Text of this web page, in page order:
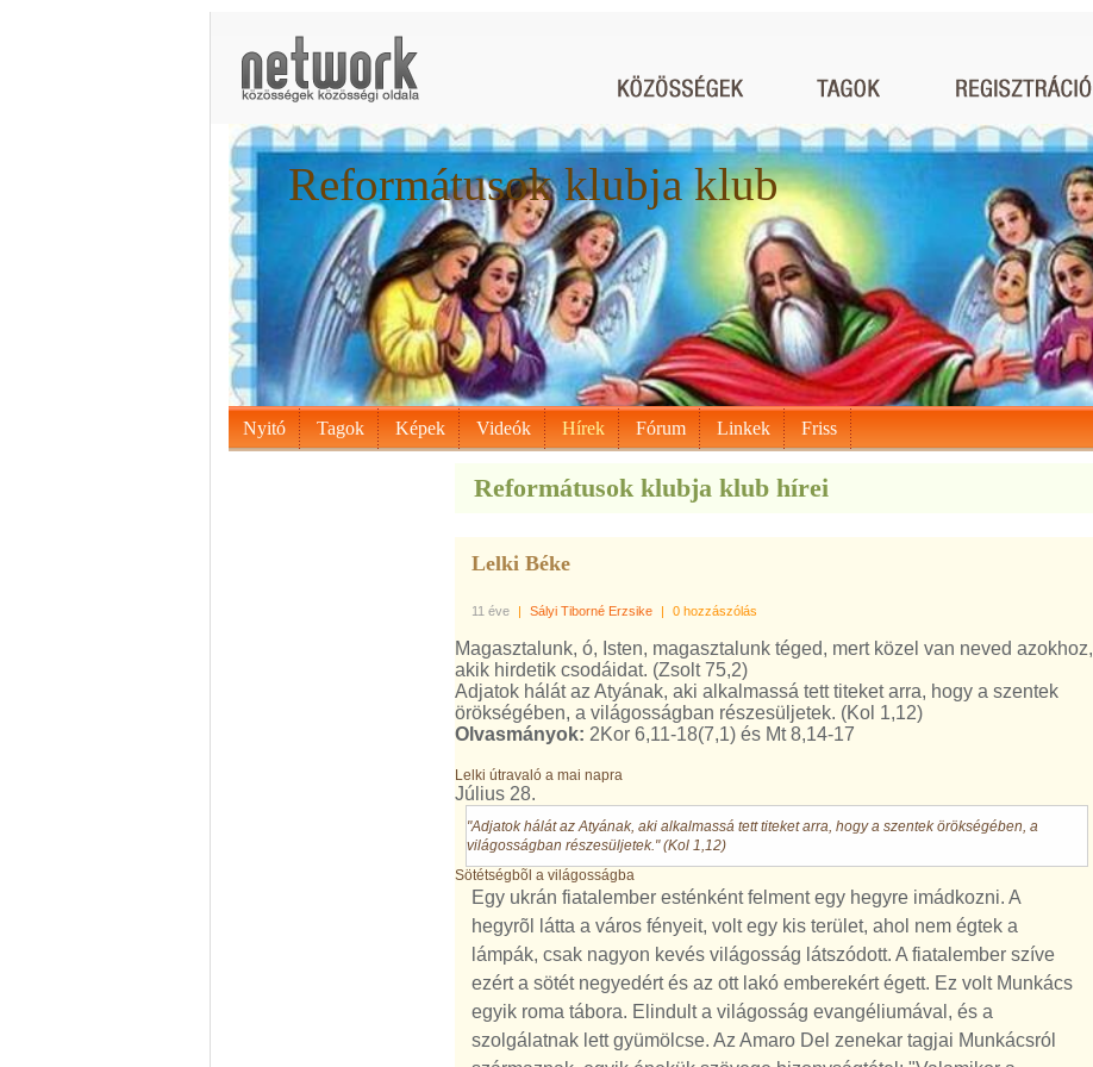
Reformátusok klubja klub
Nyitó Tagok Képek Videók Hírek Fórum Linkek Friss
Reformátusok klubja klub hírei
Lelki Béke
11 éve | Sályi Tiborné Erzsike | 0 hozzászólás
Magasztalunk, ó, Isten, magasztalunk téged, mert közel van neved azokhoz,
akik hirdetik csodáidat. (Zsolt 75,2)
Adjatok hálát az Atyának, aki alkalmassá tett titeket arra, hogy a szentek
örökségében, a világosságban részesüljetek. (Kol 1,12)
Olvasmányok: 2Kor 6,11-18(7,1) és Mt 8,14-17
Lelki útravaló a mai napra
Július 28.
"Adjatok hálát az Atyának, aki alkalmassá tett titeket arra, hogy a szentek örökségében, a
világosságban részesüljetek." (Kol 1,12)
Sötétségbõl a világosságba
Egy ukrán fiatalember esténként felment egy hegyre imádkozni. A
hegyrõl látta a város fényeit, volt egy kis terület, ahol nem égtek a
lámpák, csak nagyon kevés világosság látszódott. A fiatalember szíve
ezért a sötét negyedért és az ott lakó emberekért égett. Ez volt Munkács
egyik roma tábora. Elindult a világosság evangéliumával, és a
szolgálatnak lett gyümölcse. Az Amaro Del zenekar tagjai Munkácsról